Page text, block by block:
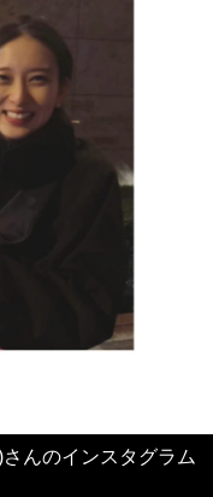
んのインスタグラム